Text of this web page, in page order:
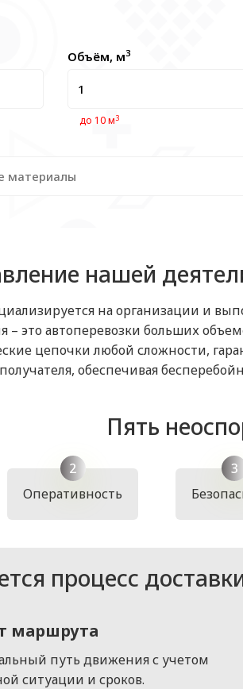
Объём, м3
до 10 м3
нашей
на организации и
– это автоперевозки больших
цепочки любой сложности,
обеспечивая
Пять
Оперативность
процесс
маршрута
путь движения с учетом
ситуации и сроков.